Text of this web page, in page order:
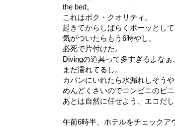
the bed。
これはボク・クオリティ。
起きてからしばらくボーッとして
気がついたらもう6時やし。
必死で片付けた。
Divingの道具って多すぎるよなぁ
まだ濡れてるし。
カバンにいれたら水漏れしそうや
めんどくさいのでコンビニのビニ
あとは自然に任せよう、エコだし
午前6時半、ホテルをチェックア